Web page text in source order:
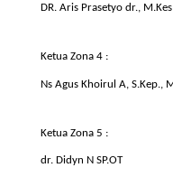
DR. Aris Prasetyo dr., M.Kes
Ketua Zona 4 :
Ns Agus Khoirul A, S.Kep.,
Ketua Zona 5 :
dr. Didyn N SP.OT